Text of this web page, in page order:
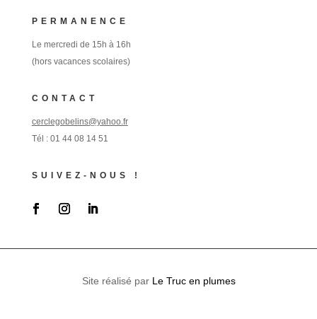
PERMANENCE
Le mercredi de 15h à 16h
(hors vacances scolaires)
CONTACT
cerclegobelins@yahoo.fr
Tél : 01 44 08 14 51
SUIVEZ-NOUS !
Site réalisé par Le Truc en plumes